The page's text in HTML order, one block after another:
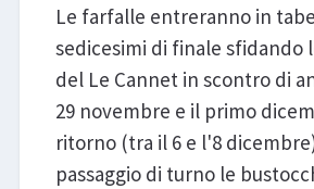
Le farfalle entreranno in
sedicesimi di finale sfidando
del Le Cannet in scontro di
29 novembre e il primo
ritorno (tra il 6 e l'8
passaggio di turno le